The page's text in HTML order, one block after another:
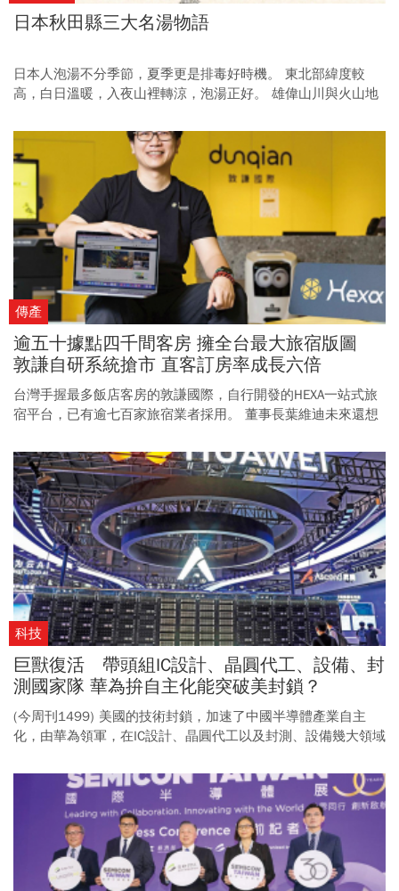
日本秋田縣三大名湯物語
日本人泡湯不分季節，夏季更是排毒好時機。 東北部緯度較
高，白日溫暖，入夜山裡轉涼，泡湯正好。 雄偉山川與火山地
海的男鹿溫泉鄉、火山下的玉川溫泉、峽谷中的小安峽溫泉，
一湯一景，各自說著動人故事。
傳產
逾五十據點四千間客房 擁全台最大旅宿版圖
敦謙自研系統搶市 直客訂房率成長六倍
台灣手握最多飯店客房的敦謙國際，自行開發的HEXA一站式旅
宿平台，已有逾七百家旅宿業者採用。 董事長葉維迪未來還想
餅。
科技
巨獸復活 帶頭組IC設計、晶圓代工、設備、封
測國家隊 華為拚自主化能突破美封鎖？
(今周刊1499) 美國的技術封鎖，加速了中國半導體產業自主
化，由華為領軍，在IC設計、晶圓代工以及封測、設備幾大領域